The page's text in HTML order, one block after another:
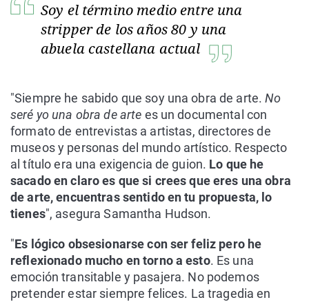
Soy el término medio entre una
stripper de los años 80 y una
abuela castellana actual
"Siempre he sabido que soy una obra de arte.No
seré yo una obra de arte es un documental con
formato de entrevistas a artistas, directores de
museos y personas del mundo artístico. Respecto
al título era una exigencia de guion. Lo que he
sacado en claro es que si crees que eres una obra
de arte, encuentras sentido en tu propuesta, lo
tienes", asegura Samantha Hudson.
"Es lógico obsesionarse con ser feliz pero he
reflexionado mucho en torno a esto. Es una
emoción transitable y pasajera. No podemos
pretender estar siempre felices. La tragedia en